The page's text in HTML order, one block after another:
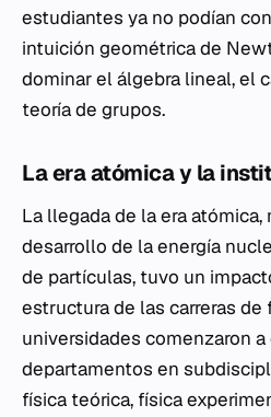
estudiantes ya no podían
intuición geométrica de
dominar el álgebra lineal, el
teoría de grupos.
La era atómica y la
La llegada de la era atómica,
desarrollo de la energía
de partículas, tuvo un
estructura de las carreras de
universidades comenzaron a
departamentos en
física teórica, física